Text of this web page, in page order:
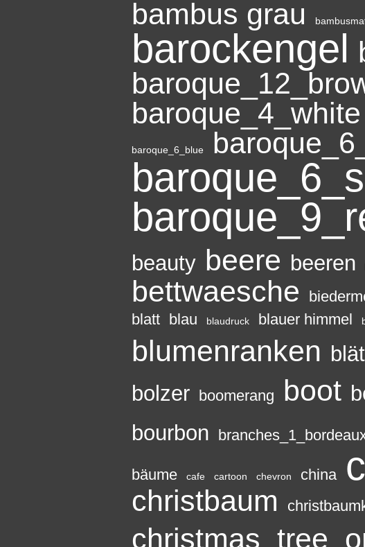
bambus grau
barockengel
baroque_4_white
baroque_6_blue
beauty beere beeren
bettwaesche
blatt blau blaudruck blauer himmel
blumenranken
bolzer boomerang boot
bourbon
bäume cafe cartoon chevron china
christbaum